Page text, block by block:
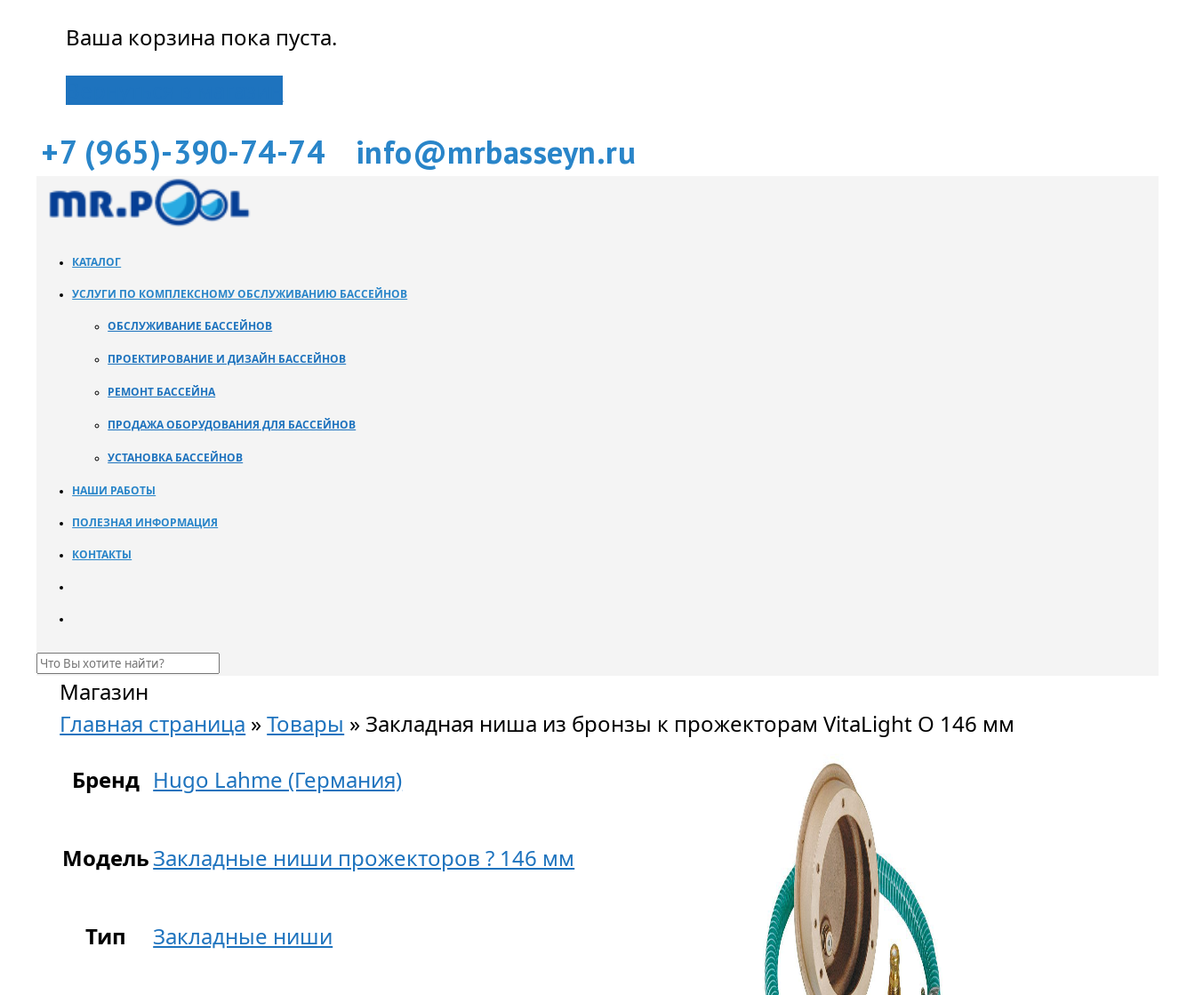
Ваша корзина пока пуста.
+7 (965)-390-74-74 info@mrbasseyn.ru
КАТАЛОГ
УСЛУГИ ПО КОМПЛЕКСНОМУ ОБСЛУЖИВАНИЮ БАССЕЙНОВ
ОБСЛУЖИВАНИЕ БАССЕЙНОВ
ПРОЕКТИРОВАНИЕ И ДИЗАЙН БАССЕЙНОВ
РЕМОНТ БАССЕЙНА
ПРОДАЖА ОБОРУДОВАНИЯ ДЛЯ БАССЕЙНОВ
УСТАНОВКА БАССЕЙНОВ
НАШИ РАБОТЫ
ПОЛЕЗНАЯ ИНФОРМАЦИЯ
КОНТАКТЫ
Магазин
Главная страница »Товары »Закладная ниша из бронзы к прожекторам VitaLight O 146 мм
Бренд Hugo Lahme (Германия)
МодельЗакладные ниши прожекторов ? 146 мм
Тип Закладные ниши